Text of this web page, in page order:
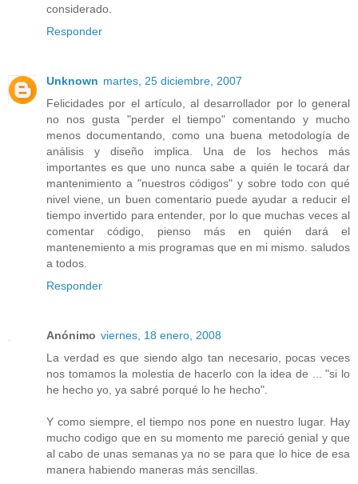
considerado.
Responder
Unknown martes, 25 diciembre, 2007
Felicidades por el artículo, al desarrollador por lo general
no nos gusta "perder el tiempo" comentando y mucho
menos documentando, como una buena metodología de
análisis y diseño implica. Una de los hechos más
importantes es que uno nunca sabe a quién le tocará dar
mantenimiento a "nuestros códigos" y sobre todo con qué
nivel viene, un buen comentario puede ayudar a reducir el
tiempo invertido para entender, por lo que muchas veces al
comentar código, pienso más en quién dará el
mantenemiento a mis programas que en mi mismo. saludos
a todos.
Responder
Anónimo viernes, 18 enero, 2008
La verdad es que siendo algo tan necesario, pocas veces
nos tomamos la molestia de hacerlo con la idea de ... "si lo
he hecho yo, ya sabré porqué lo he hecho".
Y como siempre, el tiempo nos pone en nuestro lugar. Hay
mucho codigo que en su momento me pareció genial y que
al cabo de unas semanas ya no se para que lo hice de esa
manera habiendo maneras más sencillas.